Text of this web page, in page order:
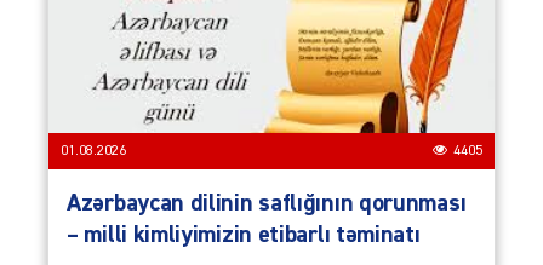
01.08.2026 4405
Azərbaycan dilinin saflığının qorunması
– milli kimliyimizin etibarlı təminatı